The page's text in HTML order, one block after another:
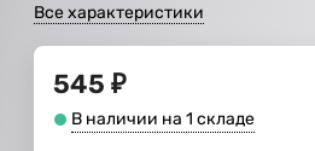
Все характеристики
545 ₽
В наличии на 1 складе